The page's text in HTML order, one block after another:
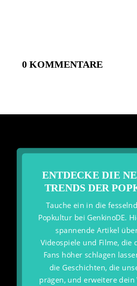
0 KOMMENTARE
ENTDECKE DIE
TRENDS DER
Tauche ein in die
Popkultur bei GenkinoDE.
spannende Artikel
Videospiele und Filme, die
Fans höher schlagen
die Geschichten, die
prägen, und erweitere dein